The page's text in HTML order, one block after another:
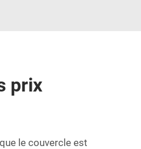
prix
le couvercle est